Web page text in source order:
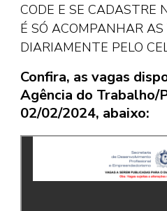
CODE E SE CADASTRE
É SÓ ACOMPANHAR AS
DIARIAMENTE PELO
Confira, as vagas
Agência do Trabalho/
02/02/2024, abaixo: